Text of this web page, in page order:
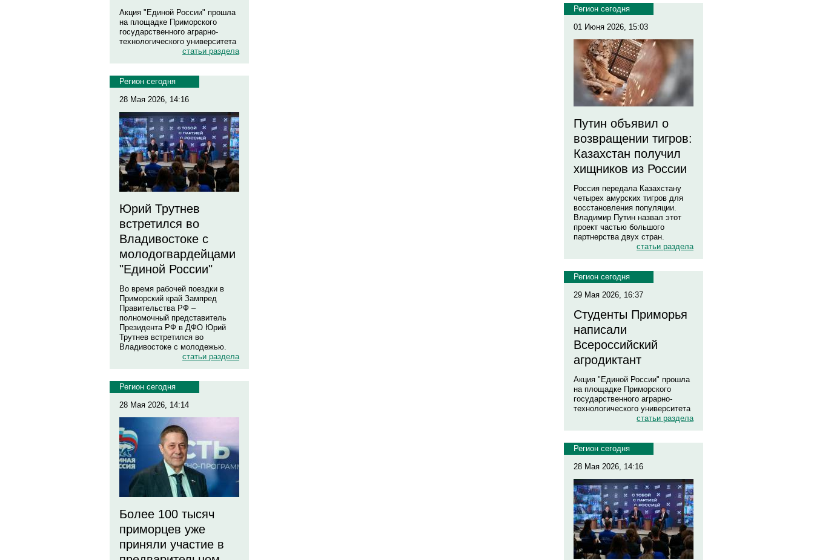
Акция "Единой России" прошла
на площадке Приморского
государственного аграрно-
технологического университета
статьи раздела
Регион сегодня
28 Мая 2026, 14:16
Юрий Трутнев
встретился во
Владивостоке с
молодогвардейцами
"Единой России"
Во время рабочей поездки в
Приморский край Зампред
Правительства РФ –
полномочный представитель
Президента РФ в ДФО Юрий
Трутнев встретился во
Владивостоке с молодежью.
статьи раздела
Регион сегодня
28 Мая 2026, 14:14
Более 100 тысяч
приморцев уже
приняли участие в
Регион сегодня
01 Июня 2026, 15:03
Путин объявил о
возвращении тигров:
Казахстан получил
хищников из России
Россия передала Казахстану
четырех амурских тигров для
восстановления популяции.
Владимир Путин назвал этот
проект частью большого
партнерства двух стран.
статьи раздела
Регион сегодня
29 Мая 2026, 16:37
Студенты Приморья
написали
Всероссийский
агродиктант
Акция "Единой России" прошла
на площадке Приморского
государственного аграрно-
технологического университета
статьи раздела
Регион сегодня
28 Мая 2026, 14:16